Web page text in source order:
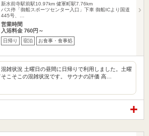
新水前寺駅前駅10.97km 健軍町駅7.76km
バス停「御船スポーツセンター入口」下車 御船ICより国道
445号、…
営業時間
入浴料金 760円～
日帰り 宿泊 お食事・食事処
雑状況 土曜日の昼間に日帰りで利用しました。土曜
こそこの混雑状況です。 サウナの評価 高…